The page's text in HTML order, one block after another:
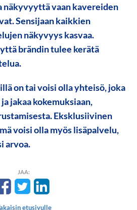
näkyvyyttä vaan kavereiden
Sensijaan kaikkien
näkyvyys kasvaa.
brändin tulee kerätä
on tai voisi olla yhteisö, joka
jakaa kokemuksiaan,
Eksklusiivinen
voisi olla myös lisäpalvelu,
arvoa.
JAA:
etusivulle